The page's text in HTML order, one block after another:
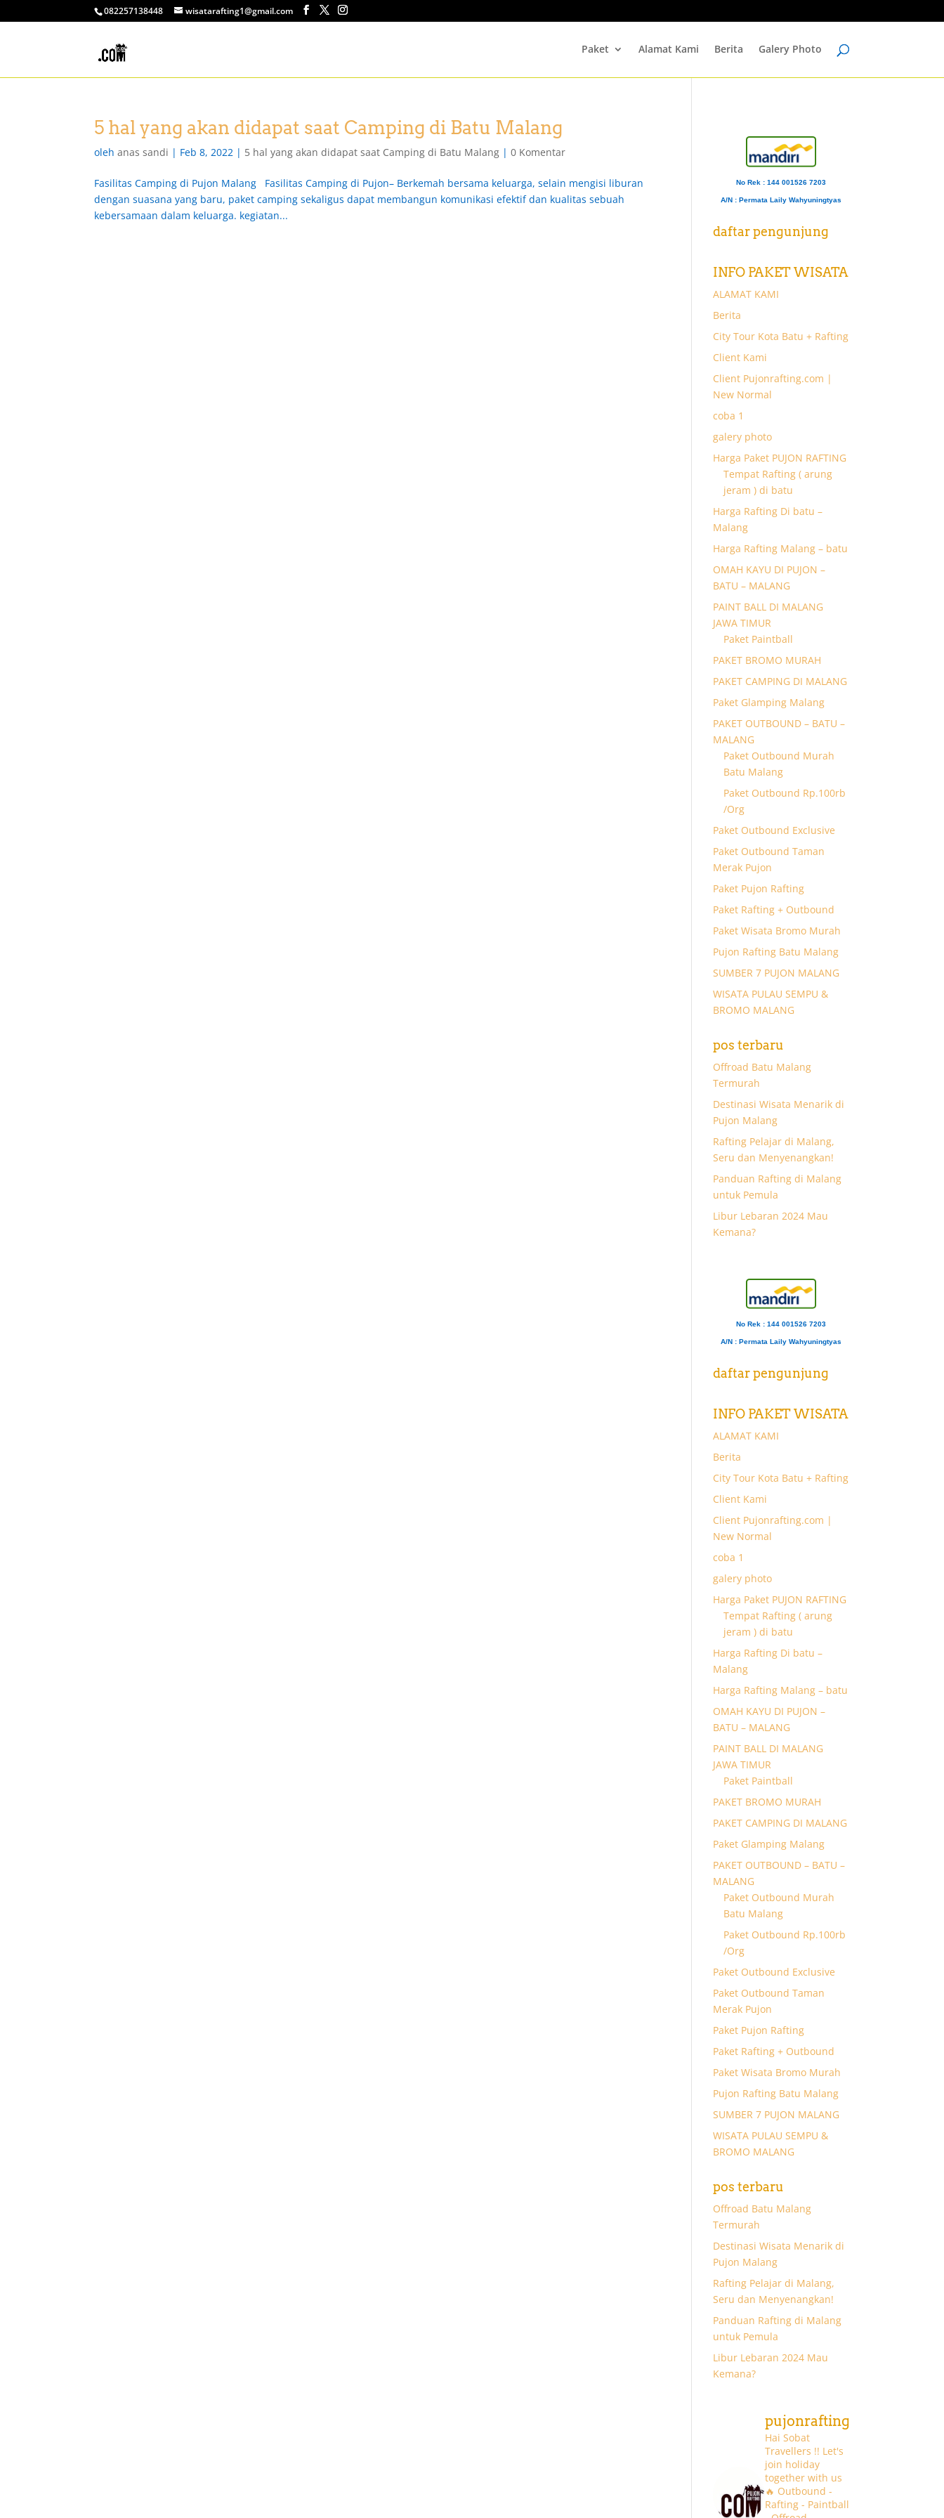
082257138448 wisatarafting1@gmail.com
Paket Alamat Kami Berita Galery Photo
5 hal yang akan didapat saat Camping di Batu Malang
olehanas sandi | Feb 8, 2022 | 5 hal yang akan didapat saat Camping di Batu Malang |0 Komentar
Fasilitas Camping di Pujon Malang Fasilitas Camping di Pujon– Berkemah bersama keluarga, selain mengisi liburan
dengan suasana yang baru, paket camping sekaligus dapat membangun komunikasi efektif dan kualitas sebuah
kebersamaan dalam keluarga. kegiatan...
No Rek : 144 001526 7203
A/N : Permata Laily Wahyuningtyas
daftar pengunjung
INFO PAKET WISATA
ALAMAT KAMI
Berita
City Tour Kota Batu + Rafting
Client Kami
Client Pujonrafting.com |
New Normal
coba 1
galery photo
Harga Paket PUJON RAFTING
Tempat Rafting ( arung
jeram ) di batu
Harga Rafting Di batu –
Malang
Harga Rafting Malang – batu
OMAH KAYU DI PUJON –
BATU – MALANG
PAINT BALL DI MALANG
JAWA TIMUR
Paket Paintball
PAKET BROMO MURAH
PAKET CAMPING DI MALANG
Paket Glamping Malang
PAKET OUTBOUND – BATU –
MALANG
Paket Outbound Murah
Batu Malang
Paket Outbound Rp.100rb
/Org
Paket Outbound Exclusive
Paket Outbound Taman
Merak Pujon
Paket Pujon Rafting
Paket Rafting + Outbound
Paket Wisata Bromo Murah
Pujon Rafting Batu Malang
SUMBER 7 PUJON MALANG
WISATA PULAU SEMPU &
BROMO MALANG
pos terbaru
Offroad Batu Malang
Termurah
Destinasi Wisata Menarik di
Pujon Malang
Rafting Pelajar di Malang,
Seru dan Menyenangkan!
Panduan Rafting di Malang
untuk Pemula
Libur Lebaran 2024 Mau
Kemana?
No Rek : 144 001526 7203
A/N : Permata Laily Wahyuningtyas
daftar pengunjung
INFO PAKET WISATA
ALAMAT KAMI
Berita
City Tour Kota Batu + Rafting
Client Kami
Client Pujonrafting.com |
New Normal
coba 1
galery photo
Harga Paket PUJON RAFTING
Tempat Rafting ( arung
jeram ) di batu
Harga Rafting Di batu –
Malang
Harga Rafting Malang – batu
OMAH KAYU DI PUJON –
BATU – MALANG
PAINT BALL DI MALANG
JAWA TIMUR
Paket Paintball
PAKET BROMO MURAH
PAKET CAMPING DI MALANG
Paket Glamping Malang
PAKET OUTBOUND – BATU –
MALANG
Paket Outbound Murah
Batu Malang
Paket Outbound Rp.100rb
/Org
Paket Outbound Exclusive
Paket Outbound Taman
Merak Pujon
Paket Pujon Rafting
Paket Rafting + Outbound
Paket Wisata Bromo Murah
Pujon Rafting Batu Malang
SUMBER 7 PUJON MALANG
WISATA PULAU SEMPU &
BROMO MALANG
pos terbaru
Offroad Batu Malang
Termurah
Destinasi Wisata Menarik di
Pujon Malang
Rafting Pelajar di Malang,
Seru dan Menyenangkan!
Panduan Rafting di Malang
untuk Pemula
Libur Lebaran 2024 Mau
Kemana?
pujonrafting
Hai Sobat
Travellers !! Let's
join holiday
together with us
🔥 Outbound -
Rafting - Paintball